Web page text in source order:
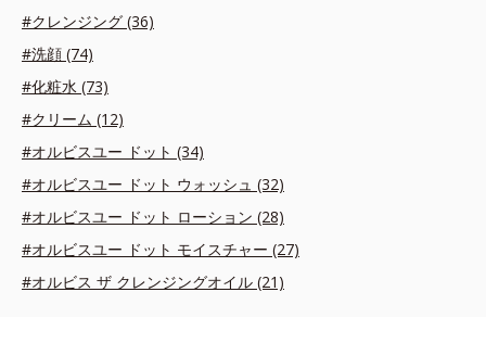
#クレンジング (36)
#洗顔 (74)
#化粧水 (73)
#クリーム (12)
#オルビスユー ドット (34)
#オルビスユー ドット ウォッシュ (32)
#オルビスユー ドット ローション (28)
#オルビスユー ドット モイスチャー (27)
#オルビス ザ クレンジングオイル (21)